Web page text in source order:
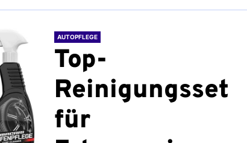
AUTOPFLEGE
Top-
Reinigungsset
für